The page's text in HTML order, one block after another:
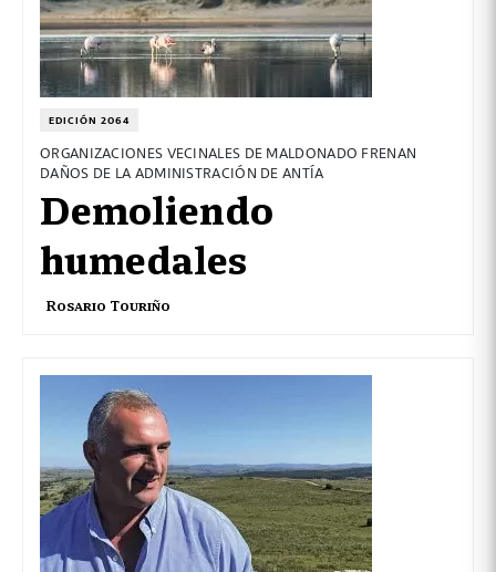
EDICIÓN 2064
ORGANIZACIONES VECINALES DE MALDONADO FRENAN
DAÑOS DE LA ADMINISTRACIÓN DE ANTÍA
Demoliendo
humedales
Rosario Touriño